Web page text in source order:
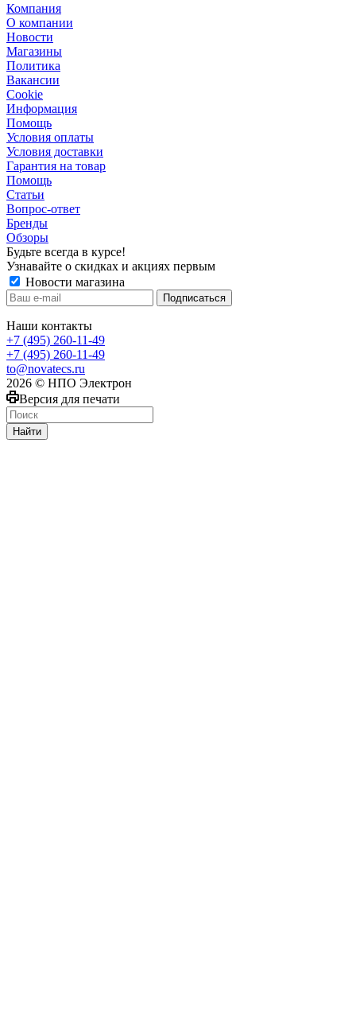
Компания
О компании
Новости
Магазины
Политика
Вакансии
Сookie
Информация
Помощь
Условия оплаты
Условия доставки
Гарантия на товар
Помощь
Статьи
Вопрос-ответ
Бренды
Обзоры
Будьте всегда в курсе!
Узнавайте о скидках и акциях первым
Новости магазина
Наши контакты
+7 (495) 260-11-49
+7 (495) 260-11-49
to@novatecs.ru
2026 © НПО Электрон
Версия для печати
Найти